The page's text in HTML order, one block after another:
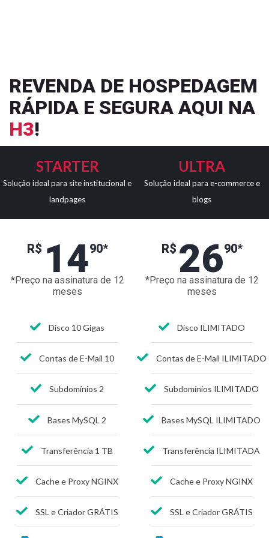
REVENDA DE HOSPEDAGEM
RÁPIDA E SEGURA AQUI NA
H3!
STARTER
Solução ideal para site institucional e
landpages
R$ 1490*
*Preço na assinatura de 12
meses
Disco 10 Gigas
Contas de E-Mail 10
Subdomínios 2
Bases MySQL 2
Transferência 1 TB
Cache e Proxy NGINX
SSL e Criador GRÁTIS
ULTRA
Solução ideal para e-commerce e
blogs
R$ 2690*
*Preço na assinatura de 12
meses
Disco ILIMITADO
Contas de E-Mail ILIMITADO
Subdomínios ILIMITADO
Bases MySQL ILIMITADO
Transferência ILIMITADA
Cache e Proxy NGINX
SSL e Criador GRÁTIS